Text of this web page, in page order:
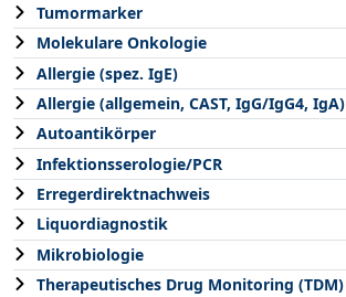
Tumormarker
Molekulare Onkologie
Allergie (spez. IgE)
Allergie (allgemein, CAST, IgG/IgG4, IgA)
Autoantikörper
Infektionsserologie/PCR
Erregerdirektnachweis
Liquordiagnostik
Mikrobiologie
Therapeutisches Drug Monitoring (TDM)